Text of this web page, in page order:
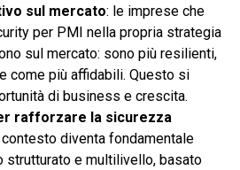
sul mercato: le imprese che
per PMI nella propria strategia
sul mercato: sono più resilienti,
come più affidabili. Questo si
di business e crescita.
rafforzare la sicurezza
diventa fondamentale
strutturato e multilivello, basato